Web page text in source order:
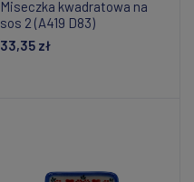
Miseczka kwadratowa na
sos 2 (A419 D83)
33,35 zł